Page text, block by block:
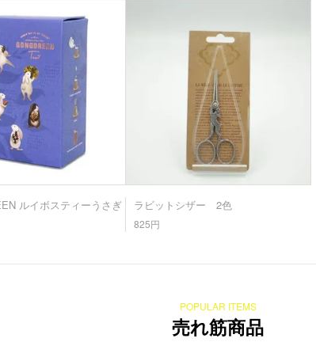
ルイボスティーうさぎ ラビットシザー 2色
825円
POPULAR ITEMS
売れ筋商品